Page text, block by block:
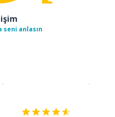
seni anlasın